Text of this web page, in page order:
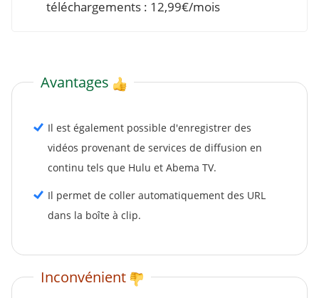
téléchargements : 12,99€/mois
Avantages
Il est également possible d'enregistrer des
vidéos provenant de services de diffusion en
continu tels que Hulu et Abema TV.
Il permet de coller automatiquement des URL
dans la boîte à clip.
Inconvénient